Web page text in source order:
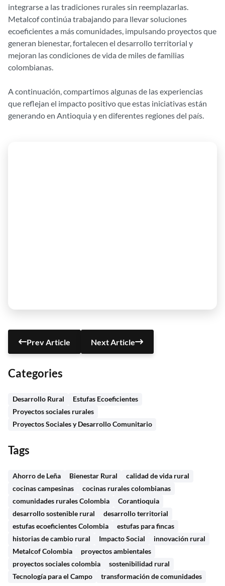
integrarse a las tradiciones rurales sin reemplazarlas.
Metalcof continúa trabajando para llevar soluciones
ecoeficientes a más comunidades, impulsando proyectos que
generan bienestar, fortalecen el desarrollo territorial y
mejoran las condiciones de vida de miles de familias
colombianas.
A continuación, compartimos algunas de las experiencias
que reflejan el impacto positivo que estas iniciativas están
generando en Antioquia y en diferentes regiones del país.
Prev Article Next Article
Categories
Desarrollo Rural
Estufas Ecoeficientes
Proyectos sociales rurales
Proyectos Sociales y Desarrollo Comunitario
Tags
Ahorro de Leña Bienestar Rural
calidad de vida rural
cocinas campesinas
cocinas rurales colombianas
comunidades rurales Colombia
Corantioquia
desarrollo sostenible rural
desarrollo territorial
estufas ecoeficientes Colombia
estufas para fincas
historias de cambio rural
Impacto Social
innovación rural
Metalcof Colombia
proyectos ambientales
proyectos sociales colombia
sostenibilidad rural
Tecnología para el Campo
transformación de comunidades